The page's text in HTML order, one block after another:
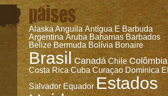
paises
Alaska Anguila Antígua E Barbuda
Argentina Aruba Bahamas Barbados
Belize Bermuda Bolívia Bonaire
Brasil Canadá Chile Colômbia
Costa Rica Cuba Curaçao Dominica El
Salvador Equador Estados